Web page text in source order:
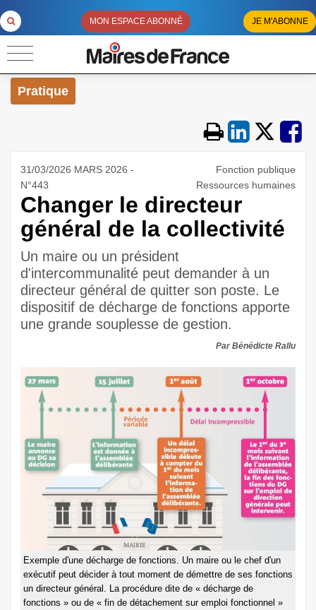
MON ESPACE ABONNÉ JE M'ABONNE
Pratique
31/03/2026 MARS 2026 -
N°443
Fonction publique
Ressources humaines
Changer le directeur
général de la collectivité
Un maire ou un président
d'intercommunalité peut demander à un
directeur général de quitter son poste. Le
dispositif de décharge de fonctions apporte
une grande souplesse de gestion.
Par Bénédicte Rallu
Exemple d'une décharge de fonctions. Un maire ou le chef d'un
exécutif peut décider à tout moment de démettre de ses fonctions
un directeur général. La procédure dite de « décharge de
fonctions » ou de « fin de détachement sur emploi fonctionnel »